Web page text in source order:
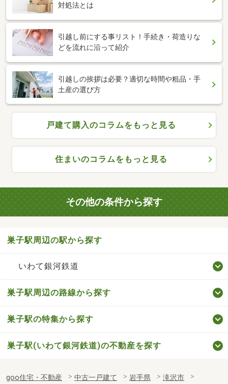
対処法とは
引越し前にする事リスト！手続き・荷造りな
どを流れに沿って紹介
引越しの挨拶は必要？適切な時間や粗品・手
土産の選び方
戸建て購入のコラムをもっと見る
住まいのコラムをもっと見る
その他の条件から探す
巣子駅周辺の駅から探す
いわて銀河鉄道
巣子駅周辺の路線から探す
巣子駅の特集から探す
巣子駅(いわて銀河鉄道)の不動産を探す
goo住宅・不動産 中古一戸建て 岩手県
滝沢市